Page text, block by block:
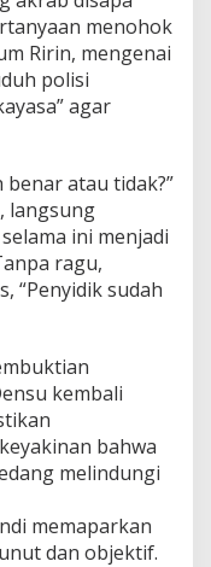
menohok
Ririn, mengenai
polisi
agar
atau tidak?”
langsung
ini menjadi
ragu,
“Penyidik sudah
kembali
bahwa
melindungi
memaparkan
dan objektif.